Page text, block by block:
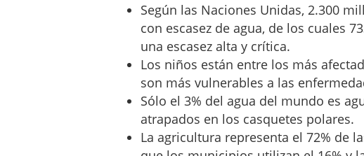
Según las Naciones Unidas, 2.300
con escasez de agua, de los cuales
una escasez alta y crítica.
Los niños están entre los más
son más vulnerables a las
Sólo el 3% del agua del mundo es
atrapados en los casquetes polares.
La agricultura representa el 72% de